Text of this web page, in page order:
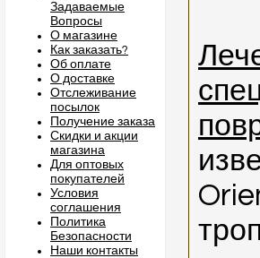
Задаваемые
Вопросы
О магазине
Как заказать?
Об оплате
О доставке
Отслеживание
посылок
Получение заказа
Скидки и акции
магазина
Для оптовых
покупателей
Условия
соглашения
Политика
Безопасности
Наши контакты